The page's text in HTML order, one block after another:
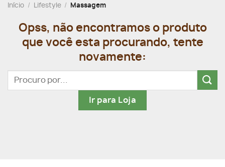
Início / Lifestyle / Massagem
Opss, não encontramos o produto
que você esta procurando, tente
novamente:
Pesquisar
Ir para Loja